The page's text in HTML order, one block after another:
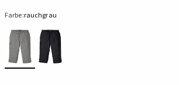
Farbe:rauchgrau